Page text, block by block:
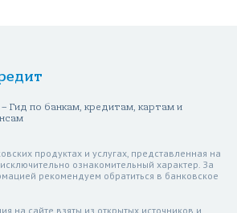
Гид по банкам, кредитам, картам и
продуктах и услугах, представленная на
ознакомительный характер. За
рекомендуем обратиться в банковское
на сайте взяты из открытых источников и